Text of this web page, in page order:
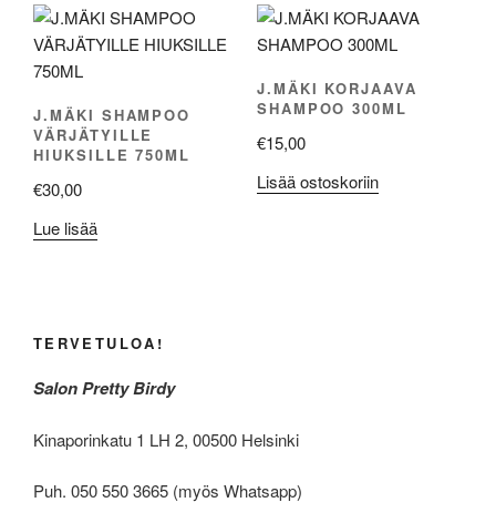
J.MÄKI SHAMPOO
VÄRJÄTYILLE
HIUKSILLE 750ML
€30,00
Lue lisää
J.MÄKI KORJAAVA
SHAMPOO 300ML
€15,00
Lisää ostoskoriin
TERVETULOA!
Salon Pretty Birdy
Kinaporinkatu 1 LH 2, 00500 Helsinki
Puh. 050 550 3665 (myös Whatsapp)